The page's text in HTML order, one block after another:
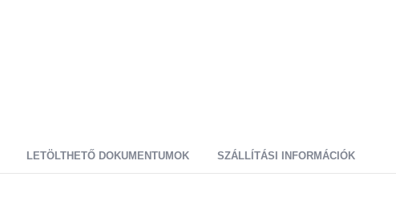
LETÖLTHETŐ DOKUMENTUMOK SZÁLLÍTÁSI INFORMÁCIÓK